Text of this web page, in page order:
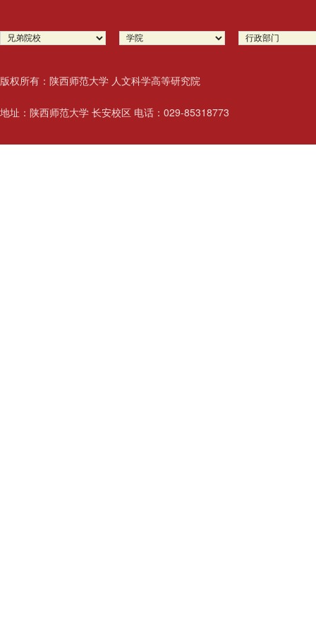
版权所有：陕西师范大学 人文科学高等研究院
地址：陕西师范大学 长安校区 电话：029-85318773